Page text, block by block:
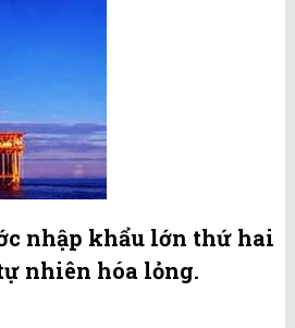
nhập khẩu lớn thứ hai
nhiên hóa lỏng.